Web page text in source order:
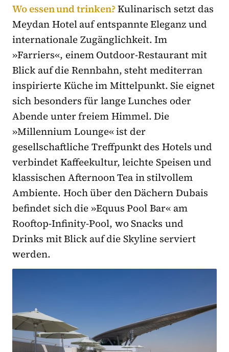
Wo essen und trinken?Kulinarisch setzt das
Meydan Hotel auf entspannte Eleganz und
internationale Zugänglichkeit. Im
»Farriers«, einem Outdoor-Restaurant mit
Blick auf die Rennbahn, steht mediterran
inspirierte Küche im Mittelpunkt. Sie eignet
sich besonders für lange Lunches oder
Abende unter freiem Himmel. Die
»Millennium Lounge« ist der
gesellschaftliche Treffpunkt des Hotels und
verbindet Kaffeekultur, leichte Speisen und
klassischen Afternoon Tea in stilvollem
Ambiente. Hoch über den Dächern Dubais
befindet sich die »Equus Pool Bar« am
Rooftop-Infinity-Pool, wo Snacks und
Drinks mit Blick auf die Skyline serviert
werden.